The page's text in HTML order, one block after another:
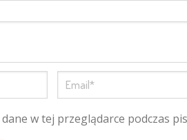
w tej przeglądarce podczas